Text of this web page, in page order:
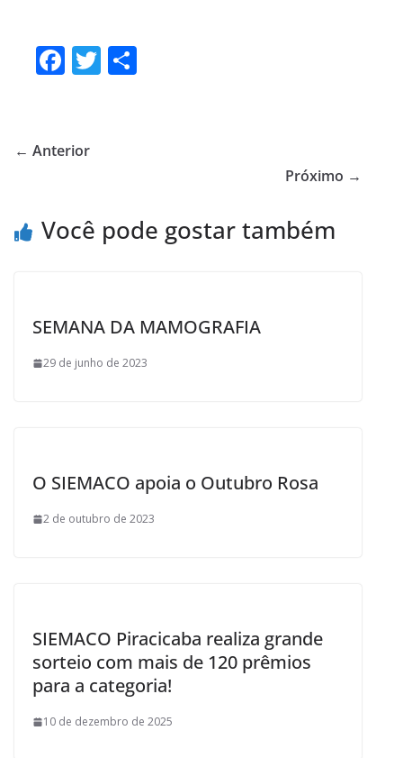
F
b
k
T
← Anterior
Próximo →
Você pode gostar também
SEMANA DA MAMOGRAFIA
29 de junho de 2023
O SIEMACO apoia o Outubro Rosa
2 de outubro de 2023
SIEMACO Piracicaba realiza grande
sorteio com mais de 120 prêmios
para a categoria!
10 de dezembro de 2025